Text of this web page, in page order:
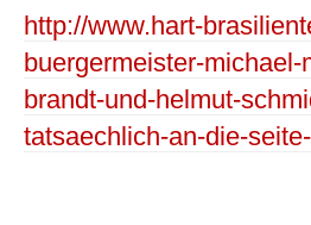
http://www.hart-
buergermeister-
brandt-und-helmut-
tatsaechlich-an-die-